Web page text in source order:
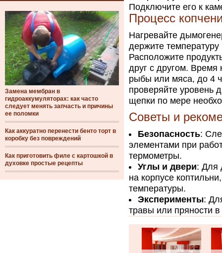
Замена мембран в
гидроаккумуляторах: как часто
следует менять запчасть и причины
ее поломки
Как аккуратно перенести бенто торт в
коробку без повреждений
Как приготовить филе с картошкой в
духовке простые рецепты
Подключите его к
Процесс
Нагревайте
держите температуру
Расположите
друг с другом. Время
рыбы или мяса, до 4
проверяйте уровень
щепки по мере
Советы и
Безопасность:
элементами при
термометры.
Углы и двери: Для
на корпусе
температуры.
Эксперименты:
травы или пряности